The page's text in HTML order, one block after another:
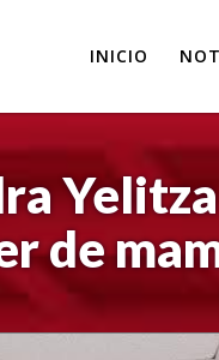
INICIO
de